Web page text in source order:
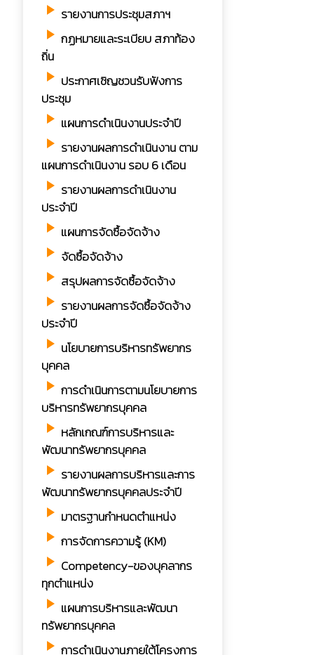
play_arrow รายงานการประชุมสภาฯ
play_arrow กฏหมายและระเบียบ สภาท้อง
ถิ่น
play_arrow ประกาศเชิญชวนรับฟังการ
ประชุม
play_arrow แผนการดำเนินงานประจำปี
play_arrow รายงานผลการดำเนินงาน ตาม
แผนการดำเนินงาน รอบ 6 เดือน
play_arrow รายงานผลการดำเนินงาน
ประจำปี
play_arrow แผนการจัดซื้อจัดจ้าง
play_arrow จัดซื้อจัดจ้าง
play_arrow สรุปผลการจัดซื้อจัดจ้าง
play_arrow รายงานผลการจัดซื้อจัดจ้าง
ประจำปี
play_arrow นโยบายการบริหารทรัพยากร
บุคคล
play_arrow การดำเนินการตามนโยบายการ
บริหารทรัพยากรบุคคล
play_arrow หลักเกณฑ์การบริหารและ
พัฒนาทรัพยากรบุคคล
play_arrow รายงานผลการบริหารและการ
พัฒนาทรัพยากรบุคคลประจำปี
play_arrow มาตรฐานกำหนดตำแหน่ง
play_arrow การจัดการความรู้ (KM)
play_arrow Competency-ของบุคลากร
ทุกตำแหน่ง
play_arrow แผนการบริหารและพัฒนา
ทรัพยากรบุคคล
play_arrow การดำเนินงานภายใต้โครงการ